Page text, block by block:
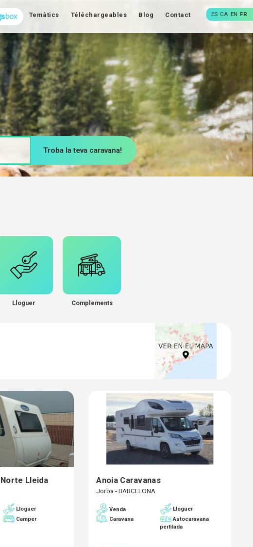
Temàtics Téléchargeables Blog Contact ES CA EN FR
Troba la teva caravana!
Lloguer Complements
Lleida
Lloguer
Camper
Anoia Caravanas
Jorba - BARCELONA
Venda
Lloguer
Caravana
Autocaravana
perfilada